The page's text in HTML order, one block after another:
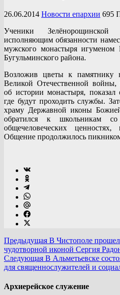
26.06.2014 Новости епархии 695
Ученики
исполняющим обязанности
мужского монастыря
Бугульминского района.
Возложив цветы к
Великой Отечественной войны,
об истории монастыря, показал
где будут проходить службы.
храму Державной иконы
обратился к школьникам
общечеловеческих
Общение продолжилось
Предыдущая В Чистополе
чудотворной иконой Сергия
Следующая В Альметьевске
для священнослужителей и
Архиерейское служение